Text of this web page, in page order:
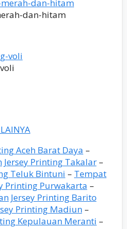
dan-hitam
Aceh Barat Daya –
Printing Takalar–
Teluk Bintuni – Tempat
Printing Purwakarta –
Jersey Printing Barito
Printing Madiun–
Kepulauan Meranti –